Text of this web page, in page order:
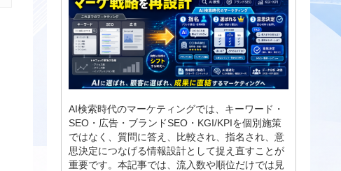
AI検索時代のマーケティングでは、キーワード・
SEO・広告・ブランドSEO・KGI/KPIを個別施策
ではなく、質問に答え、比較され、指名され、意
思決定につなげる情報設計として捉え直すことが
重要です。本記事では、流入数や順位だけでは見